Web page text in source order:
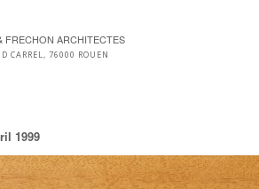
FRECHON ARCHITECTES
CARREL, 76000 ROUEN
1999